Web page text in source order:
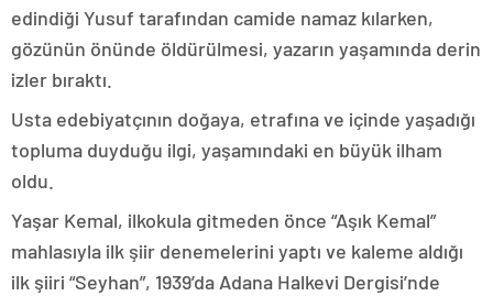
edindiği Yusuf tarafından camide namaz kılarken,
gözünün önünde öldürülmesi, yazarın yaşamında derin
izler bıraktı.
Usta edebiyatçının doğaya, etrafına ve içinde yaşadığı
topluma duyduğu ilgi, yaşamındaki en büyük ilham
oldu.
Yaşar Kemal, ilkokula gitmeden önce “Aşık Kemal”
mahlasıyla ilk şiir denemelerini yaptı ve kaleme aldığı
ilk şiiri “Seyhan”, 1939’da Adana Halkevi Dergisi’nde